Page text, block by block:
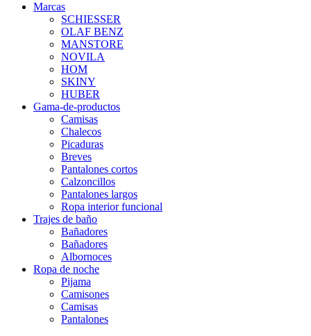
Marcas
SCHIESSER
OLAF BENZ
MANSTORE
NOVILA
HOM
SKINY
HUBER
Gama-de-productos
Camisas
Chalecos
Picaduras
Breves
Pantalones cortos
Calzoncillos
Pantalones largos
Ropa interior funcional
Trajes de baño
Bañadores
Bañadores
Albornoces
Ropa de noche
Pijama
Camisones
Camisas
Pantalones